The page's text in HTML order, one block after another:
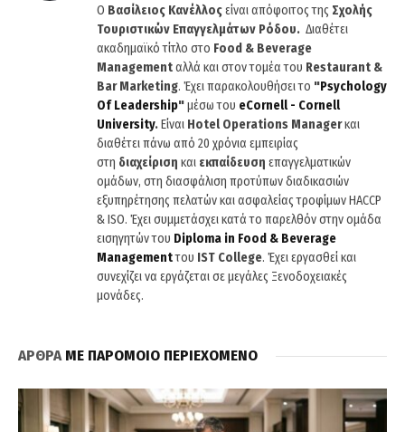
Ο Βασίλειος Κανέλλοςείναι απόφοιτος της Σχολής
Τουριστικών Επαγγελμάτων Ρόδου. Διαθέτει
ακαδημαϊκό τίτλο στο Food & Beverage
Managementαλλά και στον τομέα του Restaurant &
Bar Marketing. Έχει παρακολουθήσει το "Psychology
Of Leadership"μέσω του eCornell- Cornell
University.Είναι Hotel Operations Managerκαι
διαθέτει πάνω από 20 χρόνια εμπειρίας
στη διαχείριση και εκπαίδευση επαγγελματικών
ομάδων, στη διασφάλιση προτύπων διαδικασιών
εξυπηρέτησης πελατών και ασφαλείας τροφίμων HACCP
& ISO. Έχει συμμετάσχει κατά το παρελθόν στην ομάδα
εισηγητών του Diploma in Food & Beverage
Managementτου IST College. Έχει εργασθεί και
συνεχίζει να εργάζεται σε μεγάλες Ξενοδοχειακές
μονάδες.
ΑΡΘΡΑΜΕ ΠΑΡΟΜΟΙΟ ΠΕΡΙΕΧΟΜΕΝΟ